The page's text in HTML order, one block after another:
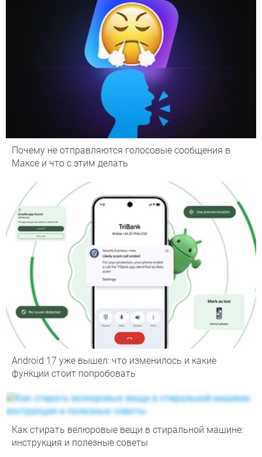
Почему не отправляются голосовые сообщения в
Максе и что с этим делать
Android 17 уже вышел: что изменилось и какие
функции стоит попробовать
Как стирать велюровые вещи в стиральной машине:
инструкция и полезные советы